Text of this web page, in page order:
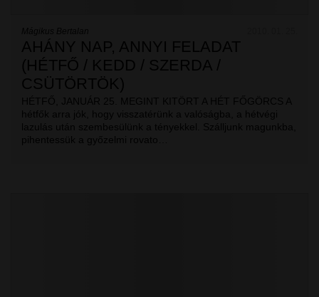
Mágikus Bertalan
AHÁNY NAP, ANNYI FELADAT
(HÉTFŐ / KEDD / SZERDA /
CSÜTÖRTÖK)
HÉTFŐ, JANUÁR 25. MEGINT KITÖRT A HÉT FŐGÖRCS A
hétfők arra jók, hogy visszatérünk a valóságba, a hétvégi
lazulás után szembesülünk a tényekkel. Szálljunk magunkba,
pihentessük a győzelmi rovato…